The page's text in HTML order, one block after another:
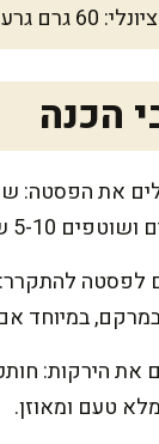
חמנייה/דלעת קלויים להגשה
הכנה
את הפסטה:
קרים רק כדי לעצור את הבישול, ואז מסננים שוב טוב.
במיוחד
את הירקות:
טעם ומאוזן.